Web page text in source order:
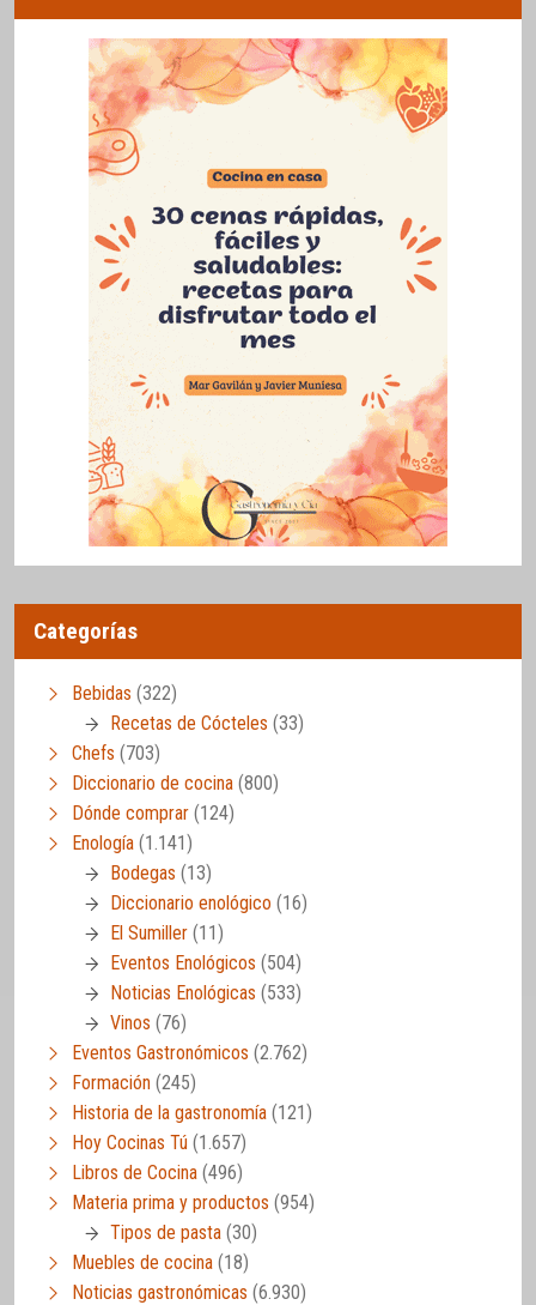
Categorías
Bebidas (322)
Recetas de Cócteles (33)
Chefs (703)
Diccionario de cocina (800)
Dónde comprar (124)
Enología (1.141)
Bodegas (13)
Diccionario enológico (16)
El Sumiller (11)
Eventos Enológicos (504)
Noticias Enológicas (533)
Vinos (76)
Eventos Gastronómicos (2.762)
Formación (245)
Historia de la gastronomía (121)
Hoy Cocinas Tú (1.657)
Libros de Cocina (496)
Materia prima y productos (954)
Tipos de pasta (30)
Muebles de cocina (18)
Noticias gastronómicas (6.930)